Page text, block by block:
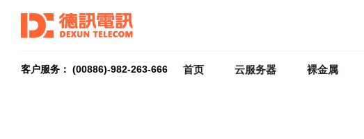
客户服务： (00886)-982-263-666 首页 云服务器 裸金属